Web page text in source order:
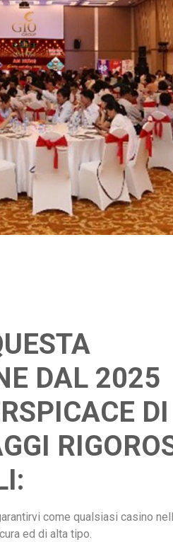
DAL 2025
DI
come qualsiasi casino
ed di alta tipo.